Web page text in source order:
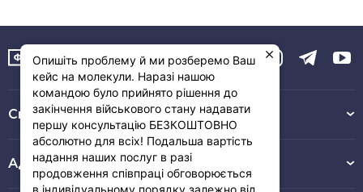
Связь с нами :
Адрес
Опишіть проблему й ми розберемо Ваш
кейс на молекули. Наразі нашою
командою було прийнято рішення до
закінчення військового стану надавати
першу консультацію БЕЗКОШТОВНО
абсолютно для всіх! Подальша вартість
надання наших послуг в разі
продовження співпраці обговорюється
в індивідуальному порядку залежно від